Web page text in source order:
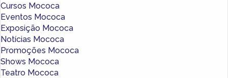
Cursos Mococa
Eventos Mococa
Exposição Mococa
Notícias Mococa
Promoções Mococa
Shows Mococa
Teatro Mococa